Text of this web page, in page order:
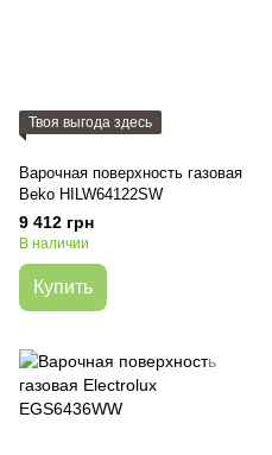
Твоя выгода здесь
Варочная поверхность газовая
Beko HILW64122SW
9 412 грн
В наличии
Купить